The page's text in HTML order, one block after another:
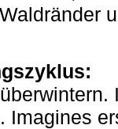
Imagines